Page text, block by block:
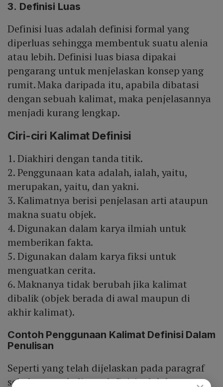
3. Definisi Luas
Definisi luas adalah definisi formal yang
diperluas sehingga membentuk suatu alenia
atau lebih. Definisi luas biasa dipakai
pengarang untuk menjelaskan konsep yang
rumit. Maka daripada itu, apabila dibatasi
dengan sebuah kalimat, maka penjelasannya
menjadi kurang lengkap.
Ciri-ciri Kalimat Definisi
1. Diakhiri dengan tanda titik.
2. Penggunaan kata adalah, ialah, yaitu,
merupakan, yaitu, dan yakni.
3. Kalimatnya berisi penjelasan arti ataupun
makna suatu objek.
4. Digunakan dalam karya ilmiah untuk
memberikan fakta.
5. Digunakan dalam karya fiksi untuk
menguatkan cerita.
6. Maknanya tidak berubah jika kalimat
dibalik (objek berada di awal maupun di
akhir kalimat).
Contoh Penggunaan Kalimat Definisi Dalam
Penulisan
Seperti yang telah dijelaskan pada paragraf
sebelumnya, kalimat definisi adalah